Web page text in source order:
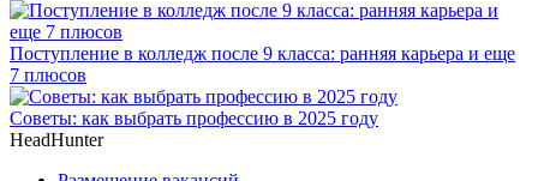
Поступление в колледж после 9 класса: ранняя карьера и еще
7 плюсов
Советы: как выбрать профессию в 2025 году
HeadHunter